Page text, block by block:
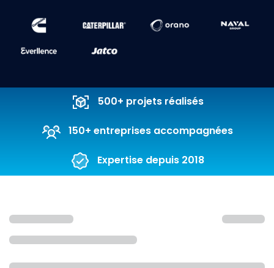
500+ projets réalisés
150+ entreprises accompagnées
Expertise depuis 2018